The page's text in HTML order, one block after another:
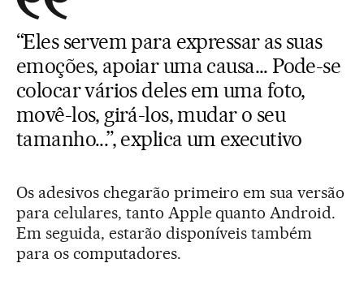
“Eles servem para expressar as suas
emoções, apoiar uma causa... Pode-se
colocar vários deles em uma foto,
movê-los, girá-los, mudar o seu
tamanho...”, explica um executivo
Os adesivos chegarão primeiro em sua versão
para celulares, tanto Apple quanto Android.
Em seguida, estarão disponíveis também
para os computadores.